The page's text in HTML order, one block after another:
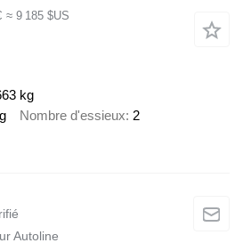
≈ 9 185 $US
kg
Nombre d'essieux 2
Autoline